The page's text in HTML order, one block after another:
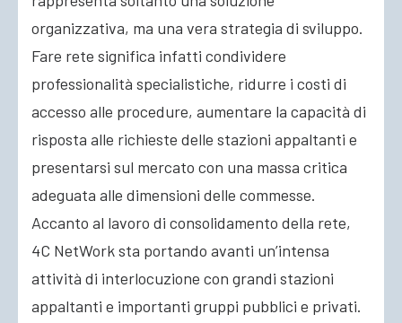
organizzativa, ma una vera strategia di sviluppo.
Fare rete significa infatti condividere
professionalità specialistiche, ridurre i costi di
accesso alle procedure, aumentare la capacità di
risposta alle richieste delle stazioni appaltanti e
presentarsi sul mercato con una massa critica
adeguata alle dimensioni delle commesse.
Accanto al lavoro di consolidamento della rete,
4C NetWork sta portando avanti un’intensa
attività di interlocuzione con grandi stazioni
appaltanti e importanti gruppi pubblici e privati.